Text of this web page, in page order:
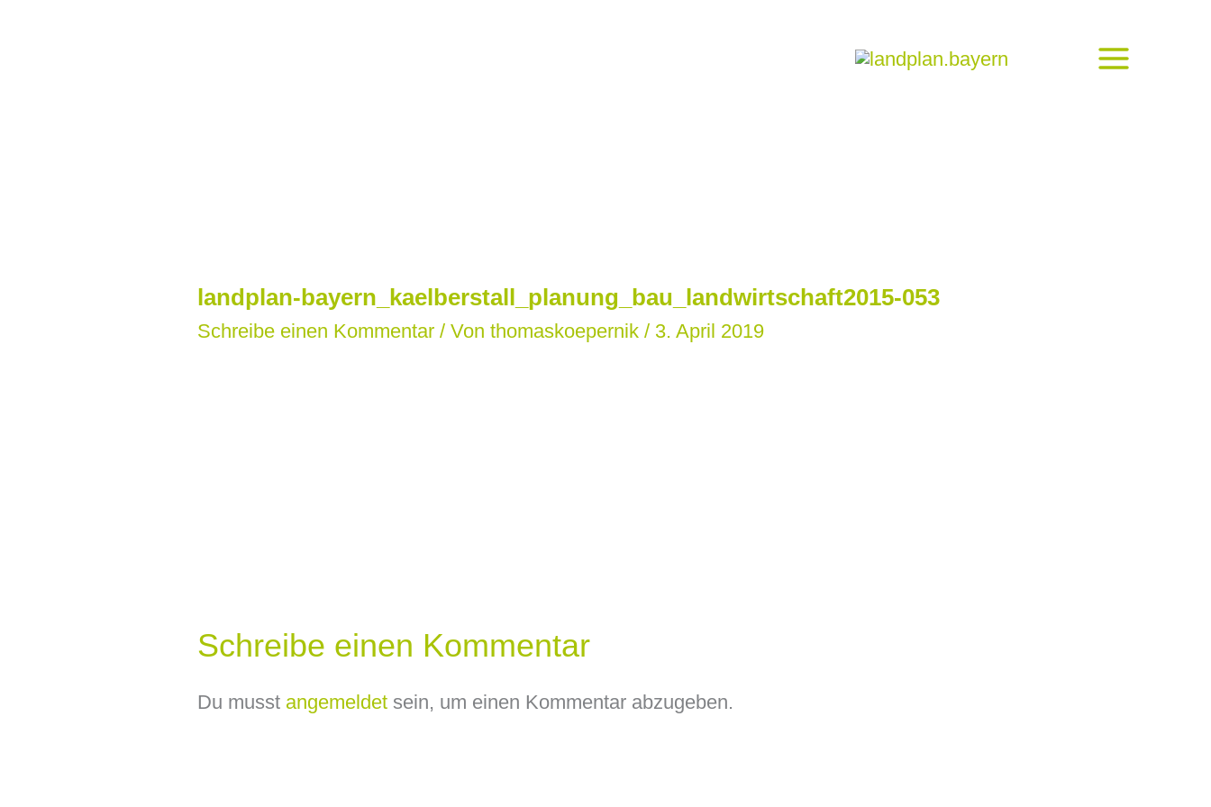
landplan-bayern_kaelberstall_planung_bau_landwirtschaft2015-053
Schreibe einen Kommentar / Von thomaskoepernik / 3. April 2019
Schreibe einen Kommentar
Du musst angemeldetsein, um einen Kommentar abzugeben.